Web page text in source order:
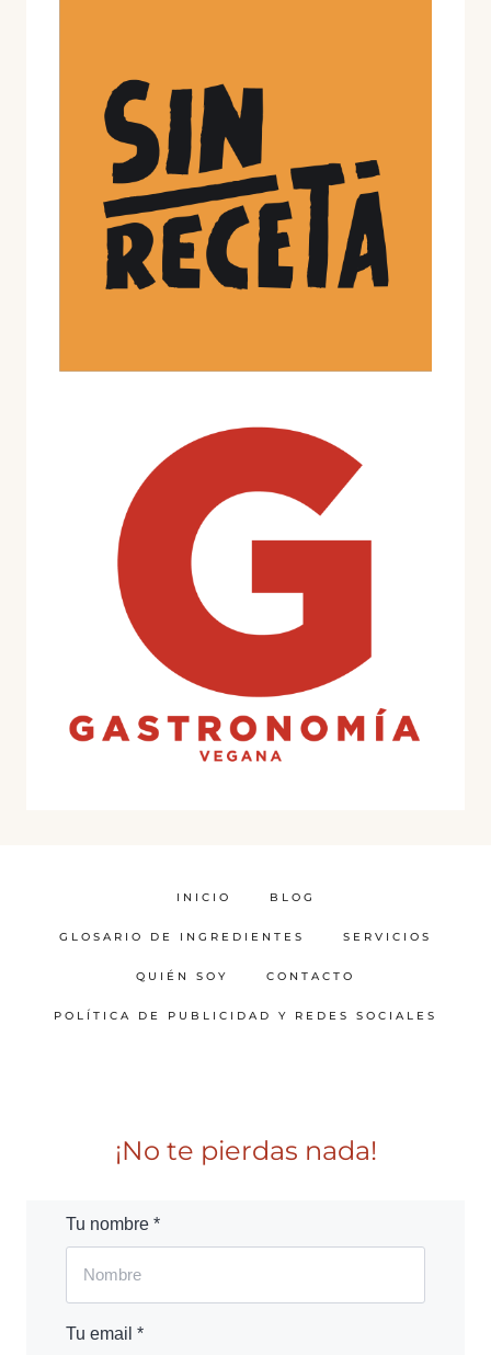
INICIO BLOG
GLOSARIO DE INGREDIENTES SERVICIOS
QUIÉN SOY CONTACTO
POLÍTICA DE PUBLICIDAD Y REDES SOCIALES
¡No te pierdas nada!
Tu nombre *
Tu email *